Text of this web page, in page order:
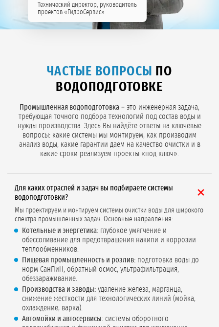
Технический директор, руководитель
проектов «ГидроСервис»
ЧАСТЫЕ ВОПРОСЫ
ПО
ВОДОПОДГОТОВКЕ
Промышленная водоподготовка – это инженерная задача,
требующая точного подбора технологий под состав воды и
нужды производства. Здесь Вы найдёте ответы на ключевые
вопросы: какие системы мы монтируем, как производим
анализ воды, какие гарантии даем на качество очистки и в
какие сроки реализуем проекты «под ключ».
Для каких отраслей и задач вы подбираете системы
водоподготовки?
Мы проектируем и монтируем системы очистки воды для широкого
спектра промышленных задач. Основные направления:
Котельные и энергетика: глубокое умягчение и
обессоливание для предотвращения накипи и коррозии
теплообменников.
Пищевая промышленность и розлив: подготовка воды до
норм СанПиН, обратный осмос, ультрафильтрация,
обеззараживание.
Производства и заводы: удаление железа, марганца,
снижение жесткости для технологических линий (мойка,
охлаждение, варка).
Автомойки и автосервисы: системы оборотного